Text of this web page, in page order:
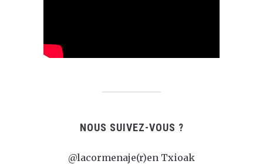
NOUS SUIVEZ-VOUS ?
@lacormenaje(r)en Txioak